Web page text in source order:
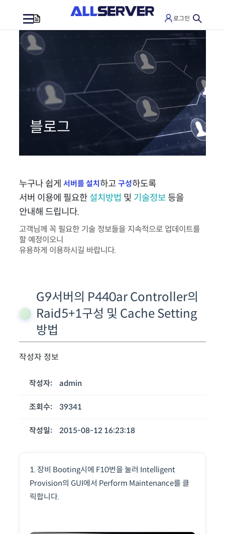
로그인
블로그
누구나 쉽게서버를 설치하고구성하도록
서버 이용에 필요한 설치방법 및 기술정보 등을
안내해 드립니다.
고객님께 꼭 필요한 기술 정보들을 지속적으로 업데이트를
할 예정이오니
유용하게 이용하시길 바랍니다.
G9서버의 P440ar Controller의
Raid5+1구성 및 Cache Setting
방법
작성자 정보
작성자: admin
조회수: 39341
작성일: 2015-08-12 16:23:18
1. 장비 Booting시에 F10번을 눌러 Intelligent
Provision의 GUI에서 Perform Maintenance를 클
릭합니다.